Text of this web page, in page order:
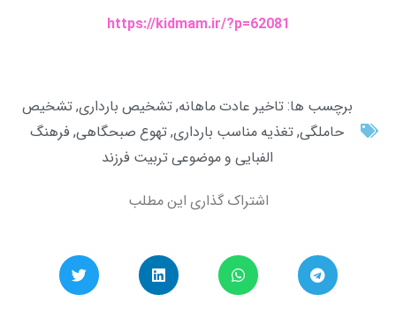
https://kidmam.ir/?p=62081
برچسب ها:تاخیر عادت ماهانه,تشخیص بارداری,تشخیص
حاملگی ,تغذیه مناسب بارداری,تهوع صبحگاهی ,فرهنگ
الفبایی و موضوعی تربیت فرزند
اشتراک گذاری این مطلب